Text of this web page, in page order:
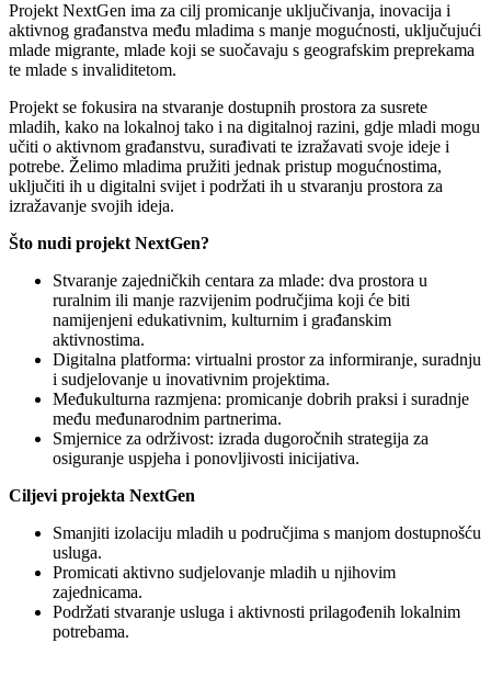
Projekt NextGen ima za cilj promicanje uključivanja, inovacija i
aktivnog građanstva među mladima s manje mogućnosti, uključujući
mlade migrante, mlade koji se suočavaju s geografskim preprekama
te mlade s invaliditetom.
Projekt se fokusira na stvaranje dostupnih prostora za susrete
mladih, kako na lokalnoj tako i na digitalnoj razini, gdje mladi mogu
učiti o aktivnom građanstvu, surađivati te izražavati svoje ideje i
potrebe. Želimo mladima pružiti jednak pristup mogućnostima,
uključiti ih u digitalni svijet i podržati ih u stvaranju prostora za
izražavanje svojih ideja.
Što nudi projekt NextGen?
Stvaranje zajedničkih centara za mlade: dva prostora u
ruralnim ili manje razvijenim područjima koji će biti
namijenjeni edukativnim, kulturnim i građanskim
aktivnostima.
Digitalna platforma: virtualni prostor za informiranje, suradnju
i sudjelovanje u inovativnim projektima.
Međukulturna razmjena: promicanje dobrih praksi i suradnje
među međunarodnim partnerima.
Smjernice za održivost: izrada dugoročnih strategija za
osiguranje uspjeha i ponovljivosti inicijativa.
Ciljevi projekta NextGen
Smanjiti izolaciju mladih u područjima s manjom dostupnošću
usluga.
Promicati aktivno sudjelovanje mladih u njihovim
zajednicama.
Podržati stvaranje usluga i aktivnosti prilagođenih lokalnim
potrebama.